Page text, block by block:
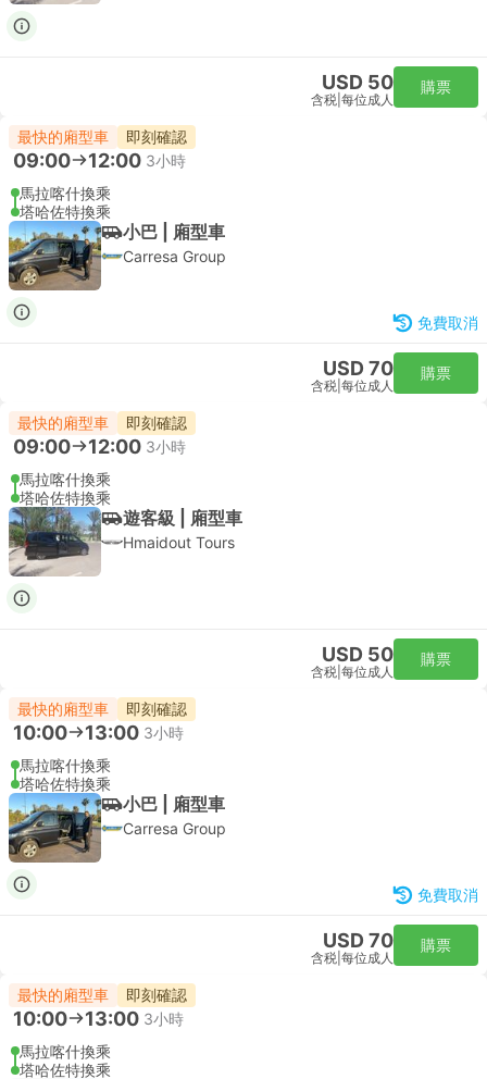
USD 50
含税 每位成人
購票
最快的廂型車 即刻確認
09:00 12:00 3小時
馬拉喀什換乘
塔哈佐特換乘
小巴 | 廂型車
Carresa Group
免費取消
USD 70
含税 每位成人
購票
最快的廂型車 即刻確認
09:00 12:00 3小時
馬拉喀什換乘
塔哈佐特換乘
遊客級 | 廂型車
Hmaidout Tours
USD 50
含税 每位成人
購票
最快的廂型車 即刻確認
10:00 13:00 3小時
馬拉喀什換乘
塔哈佐特換乘
小巴 | 廂型車
Carresa Group
免費取消
USD 70
含税 每位成人
購票
最快的廂型車 即刻確認
10:00 13:00 3小時
馬拉喀什換乘
塔哈佐特換乘